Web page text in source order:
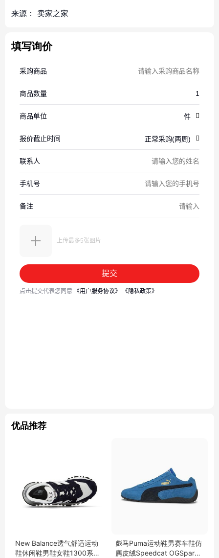
来源： 卖家之家
填写询价
优品推荐
New Balance透气舒适运动
鞋休闲鞋男鞋女鞋1300系列
彪马Puma运动鞋男赛车鞋仿
麂皮绒Speedcat OGSparco